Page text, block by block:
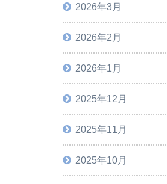
2026年3月
2026年2月
2026年1月
2025年12月
2025年11月
2025年10月